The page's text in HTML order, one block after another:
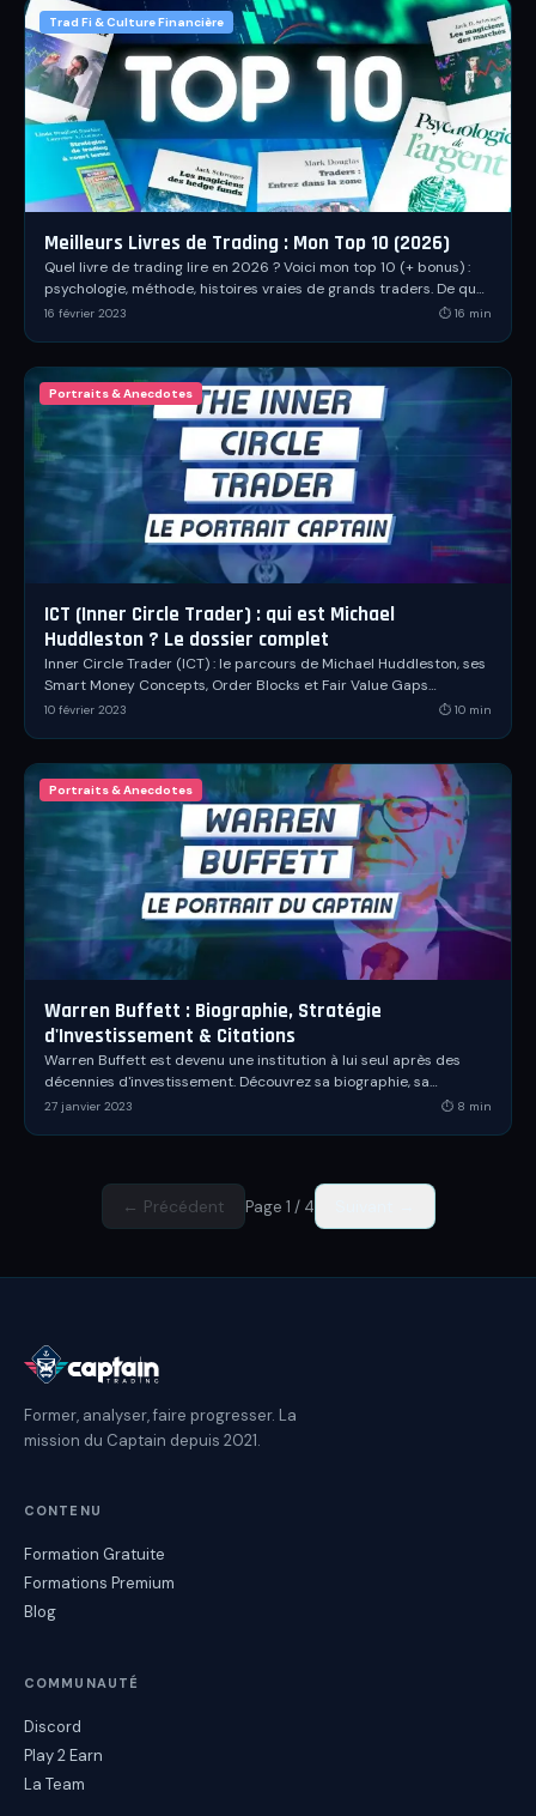
Trad Fi & Culture Financière
Meilleurs Livres de Trading : Mon Top 10 (2026)
Quel livre de trading lire en 2026 ? Voici mon top 10 (+ bonus) :
psychologie, méthode, histoires vraies de grands traders. De quoi
débuter ou progresser.
16 février 2023 ⏱ 16 min
Portraits & Anecdotes
ICT (Inner Circle Trader) : qui est Michael
Huddleston ? Le dossier complet
Inner Circle Trader (ICT) : le parcours de Michael Huddleston, ses
Smart Money Concepts, Order Blocks et Fair Value Gaps
décryptés dans ce dossier complet.
10 février 2023 ⏱ 10 min
Portraits & Anecdotes
Warren Buffett : Biographie, Stratégie
d'Investissement & Citations
Warren Buffett est devenu une institution à lui seul après des
décennies d'investissement. Découvrez sa biographie, sa
stratégie de value investing et ses citations.
27 janvier 2023 ⏱ 8 min
← Précédent Page 1 / 4
Former, analyser, faire progresser. La
mission du Captain depuis 2021.
CONTENU
Formation Gratuite
Formations Premium
Blog
COMMUNAUTÉ
Discord
Play 2 Earn
La Team